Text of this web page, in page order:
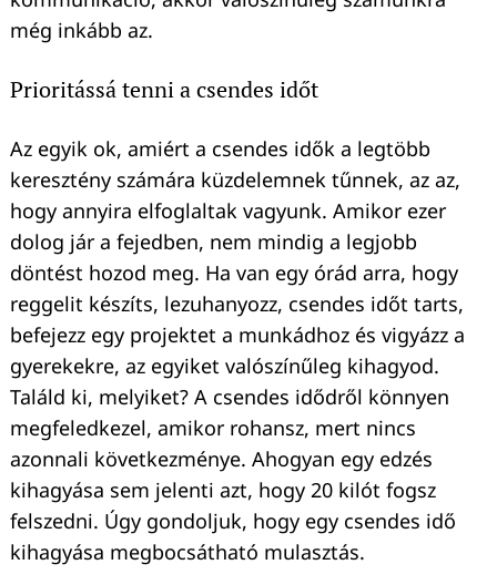
még inkább az.
Prioritássá tenni a csendes időt
Az egyik ok, amiért a csendes idők a legtöbb
keresztény számára küzdelemnek tűnnek, az az,
hogy annyira elfoglaltak vagyunk. Amikor ezer
dolog jár a fejedben, nem mindig a legjobb
döntést hozod meg. Ha van egy órád arra, hogy
reggelit készíts, lezuhanyozz, csendes időt tarts,
befejezz egy projektet a munkádhoz és vigyázz a
gyerekekre, az egyiket valószínűleg kihagyod.
Találd ki, melyiket? A csendes idődről könnyen
megfeledkezel, amikor rohansz, mert nincs
azonnali következménye. Ahogyan egy edzés
kihagyása sem jelenti azt, hogy 20 kilót fogsz
felszedni. Úgy gondoljuk, hogy egy csendes idő
kihagyása megbocsátható mulasztás.